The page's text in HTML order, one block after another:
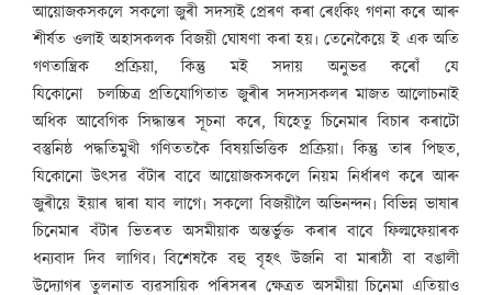
আয়োজকসকলে সকলো জুৰী সদস্যই প্ৰেৰণ কৰা ৰেংকিং গণনা কৰে আৰু
শীৰ্ষত ওলাই অহাসকলক বিজয়ী ঘোষণা কৰা হয়৷ তেনেকৈয়ে ই এক অতি
গণতান্ত্ৰিক প্ৰক্ৰিয়া, কিন্তু মই সদায় অনুভৱ কৰোঁ যে
যিকোনো চলচ্চিত্ৰ প্ৰতিযোগিতাত জুৰীৰ সদস্যসকলৰ মাজত আলোচনাই
অধিক আবেগিক সিদ্ধান্তৰ সূচনা কৰে, যিহেতু চিনেমাৰ বিচাৰ কৰাটো
বস্তুনিষ্ঠ পদ্ধতিমুখী গণিততকৈ বিষয়ভিত্তিক প্ৰক্ৰিয়া৷ কিন্তু তাৰ পিছত,
যিকোনো উৎসৱ বঁটাৰ বাবে আয়োজকসকলে নিয়ম নিৰ্ধাৰণ কৰে আৰু
জুৰীয়ে ইয়াৰ দ্বাৰা যাব লাগে৷ সকলো বিজয়ীলৈ অভিনন্দন৷ বিভিন্ন ভাষাৰ
চিনেমাৰ বঁটাৰ ভিতৰত অসমীয়াক অন্তৰ্ভুক্ত কৰাৰ বাবে ফিল্মফেয়াৰক
ধন্যবাদ দিব লাগিব৷ বিশেষকৈ বহু বৃহৎ উজনি বা মাৰাঠী বা বঙালী
উদ্যোগৰ তুলনাত ব্যৱসায়িক পৰিসৰৰ ক্ষেত্ৰত অসমীয়া চিনেমা এতিয়াও